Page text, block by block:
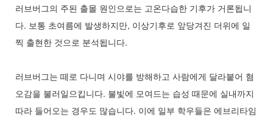
러브버그의 주된 출몰 원인으로는 고온다습한 기후가 거론됩니
다. 보통 초여름에 발생하지만, 이상기후로 앞당겨진 더위에 일
찍 출현한 것으로 분석됩니다.
러브버그는 떼로 다니며 시야를 방해하고 사람에게 달라붙어 혐
오감을 불러일으킵니다. 불빛에 모여드는 습성 때문에 실내까지
따라 들어오는 경우도 많습니다. 이에 일부 학우들은 에브리타임